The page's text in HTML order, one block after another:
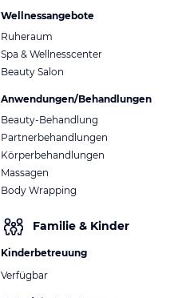
Wellnessangebote
Ruheraum
Spa & Wellnesscenter
Beauty Salon
Anwendungen/Behandlungen
Beauty-Behandlung
Partnerbehandlungen
Körperbehandlungen
Massagen
Body Wrapping
Familie & Kinder
Kinderbetreuung
Verfügbar